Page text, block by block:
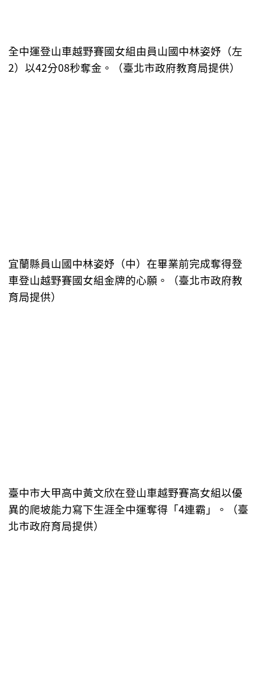
全中運登山車越野賽國女組由員山國中林姿妤（左
2）以42分08秒奪金。（臺北市政府教育局提供）
宜蘭縣員山國中林姿妤（中）在畢業前完成奪得登
車登山越野賽國女組金牌的心願。（臺北市政府教
育局提供）
臺中市大甲高中黃文欣在登山車越野賽高女組以優
異的爬坡能力寫下生涯全中運奪得「4連霸」。（臺
北市政府育局提供）